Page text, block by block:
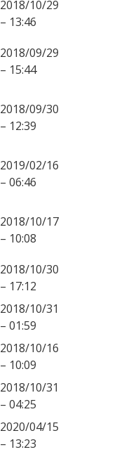
2018/10/29
– 13:46
2018/09/29
– 15:44
2018/09/30
– 12:39
2019/02/16
– 06:46
2018/10/17
– 10:08
2018/10/30
– 17:12
2018/10/31
– 01:59
2018/10/16
– 10:09
2018/10/31
– 04:25
2020/04/15
– 13:23